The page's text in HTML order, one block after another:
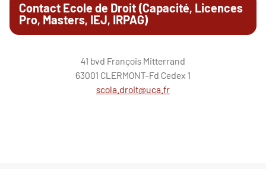
Contact Ecole de Droit (Capacité, Licences
Pro, Masters, IEJ, IRPAG)
41 bvd François Mitterrand
63001 CLERMONT-Fd Cedex 1
scola.droit@uca.fr